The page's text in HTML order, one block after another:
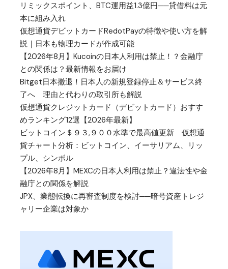
リミックスポイント、BTC運用益1.3億円──貸借料は元
本に組み入れ
仮想通貨デビットカードRedotPayの特徴や使い方を解
説｜日本も物理カードが作成可能
【2026年8月】Kucoinの日本人利用は禁止！？金融庁
との関係は？最新情報をお届け
Bitget日本撤退！日本人の新規登録停止＆サービス終
了へ 理由と代わりの取引所も解説
仮想通貨クレジットカード（デビットカード）おすす
めランキング12選【2026年最新】
ビットコイン＄９３,９００水準で最高値更新 仮想通
貨チャート分析：ビットコイン、イーサリアム、リッ
プル、シンボル
【2026年8月】MEXCの日本人利用は禁止？違法性や金
融庁との関係を解説
JPX、業態転換に再審査制度を検討──暗号資産トレジ
ャリー企業は対象か